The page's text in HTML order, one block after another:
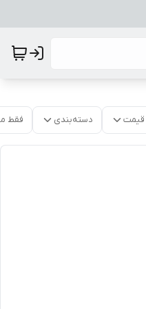
قیمت دسته‌بندی فقط